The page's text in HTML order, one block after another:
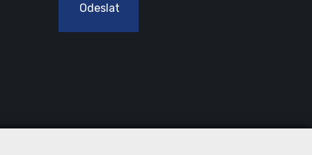
Odeslat